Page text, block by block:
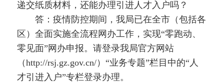
递交纸质材料，还能办理引进人才入户吗？
答：疫情防控期间，我局已在全市（包括各
区）全面实施全流程网办工作，实现“零跑动、
零见面”网办申报。请登录我局官方网站
（http://rsj.gz.gov.cn/）“业务专题”栏目中的“人
才引进入户”专栏登录办理。